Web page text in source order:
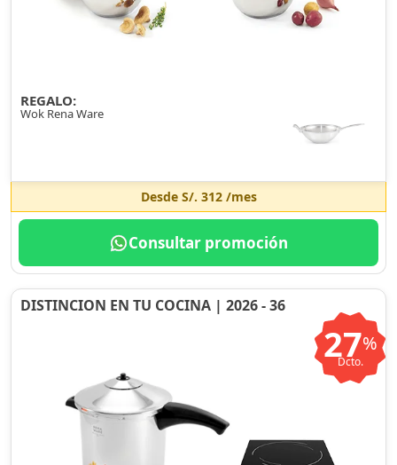
REGALO:
Wok Rena Ware
Desde S/. 312/mes
Consultar promoción
DISTINCION EN TU COCINA | 2026 - 36
27%
Dcto.